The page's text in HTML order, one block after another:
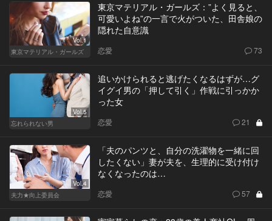
Vol.1
東京マテリアル・ガールズ
東京マテリアル・ガールズ：”よく見ると、
可愛いよね”の一言で火がついた、田舎娘の
隠れた自意識
恋愛 73
Vol.5
忘れられない男
追いかけられると逃げたくなるはずが…グ
イグイ男の「押して引く」作戦に引っかか
った女
恋愛 21
Vol.4
夫力★向上委員会
「夫のパンツと、自分の洗濯物を一緒に回
したくない」妻が夫を、生理的に受け付け
なくなったのは…
恋愛 57